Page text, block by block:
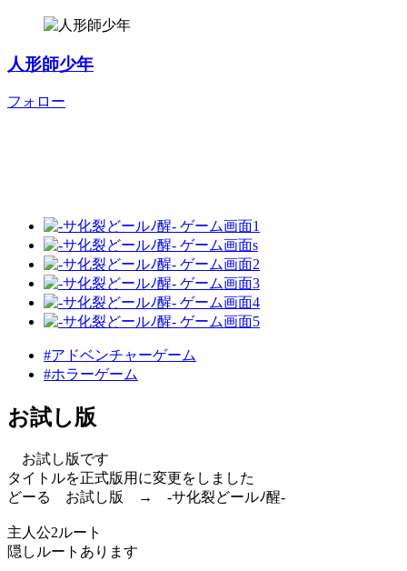
人形師少年
フォロー
#アドベンチャーゲーム
#ホラーゲーム
お試し版
お試し版です
タイトルを正式版用に変更をしました
どーる お試し版 → -サ化裂どールﾉ醒-
主人公2ルート
隠しルートあります